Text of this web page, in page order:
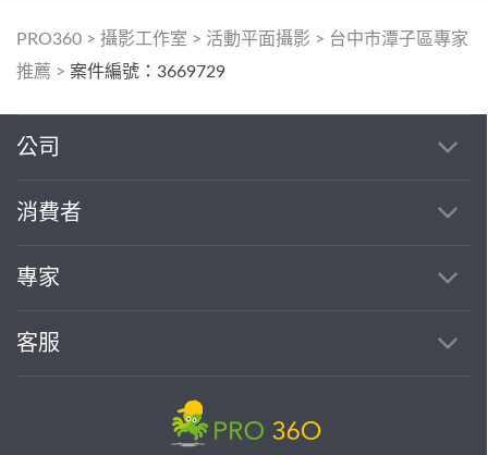
PRO360 > 攝影工作室 > 活動平面攝影 > 台中市潭子區專家
推薦 > 案件編號：3669729
公司
消費者
專家
客服